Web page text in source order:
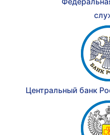
Центральный банк